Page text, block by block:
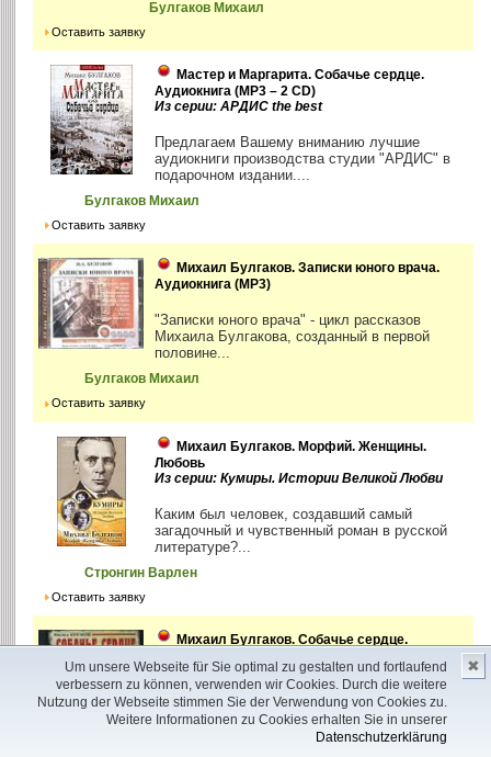
Um unsere Webseite für Sie optimal zu gestalten und fortlaufend
verbessern zu können, verwenden wir Cookies. Durch die weitere
Nutzung der Webseite stimmen Sie der Verwendung von Cookies zu.
Weitere Informationen zu Cookies erhalten Sie in unserer
Datenschutzerklärung
✖
Булгаков Михаил
Оставить заявку
Мастер и Маргарита. Собачье сердце.
Аудиокнига (MP3 – 2 CD)
Из серии: АРДИС the best
Предлагаем Вашему вниманию лучшие
аудиокниги производства студии "АРДИС" в
подарочном издании....
Булгаков Михаил
Оставить заявку
Михаил Булгаков. Записки юного врача.
Аудиокнига (MP3)
"Записки юного врача" - цикл рассказов
Михаила Булгакова, созданный в первой
половине...
Булгаков Михаил
Оставить заявку
Михаил Булгаков. Морфий. Женщины.
Любовь
Из серии: Кумиры. Истории Великой Любви
Каким был человек, создавший самый
загадочный и чувственный роман в русской
литературе?...
Стронгин Варлен
Оставить заявку
Михаил Булгаков. Собачье сердце.
Три сатирические повести, представленные
в аудиокниге, обращены к одной и той же
реальности...